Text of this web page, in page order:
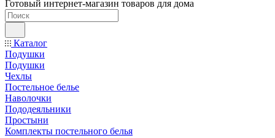
Готовый интернет-магазин товаров для дома
Каталог
Подушки
Подушки
Чехлы
Постельное белье
Наволочки
Пододеяльники
Простыни
Комплекты постельного белья